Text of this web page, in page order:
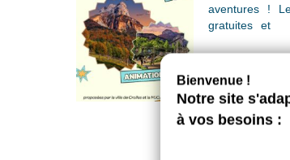
aventures !
gratuites et